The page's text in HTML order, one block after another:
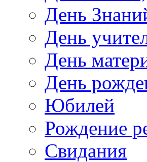
День
День
День
День
Юбилей
Рождение
Свидания